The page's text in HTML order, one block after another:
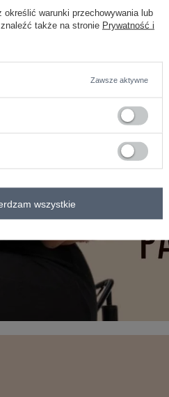
określić warunki przechowywania lub
także na stronie Prywatność i
Zawsze aktywne
wszystkie